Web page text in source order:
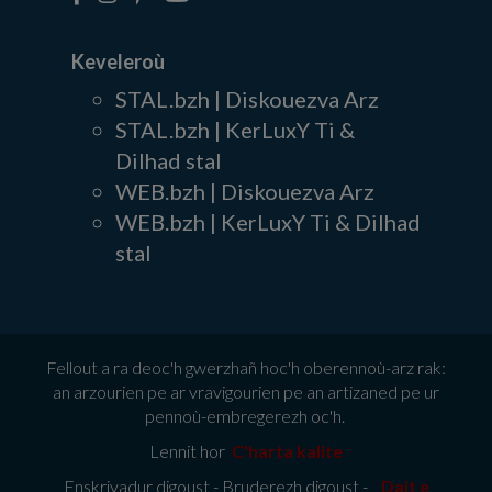
Keveleroù
STAL.bzh | Diskouezva Arz
STAL.bzh | KerLuxY Ti &
Dilhad stal
WEB.bzh | Diskouezva Arz
WEB.bzh | KerLuxY Ti & Dilhad
stal
Fellout a ra deoc'h gwerzhañ hoc'h oberennoù-arz rak:
an arzourien pe ar vravigourien pe an artizaned pe ur
pennoù-embregerezh oc'h.
Lennit hor C'harta kalite
Enskrivadur digoust - Bruderezh digoust - Dait e